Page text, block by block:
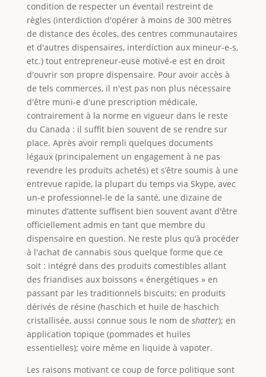
condition de respecter un éventail restreint de
règles (interdiction d'opérer à moins de 300 mètres
de distance des écoles, des centres communautaires
et d'autres dispensaires, interdiction aux mineur-e-s,
etc.) tout entrepreneur-euse motivé-e est en droit
d'ouvrir son propre dispensaire. Pour avoir accès à
de tels commerces, il n'est pas non plus nécessaire
d'être muni-e d'une prescription médicale,
contrairement à la norme en vigueur dans le reste
du Canada : il suffit bien souvent de se rendre sur
place. Après avoir rempli quelques documents
légaux (principalement un engagement à ne pas
revendre les produits achetés) et s’être soumis à une
entrevue rapide, la plupart du temps via Skype, avec
un-e professionnel-le de la santé, une dizaine de
minutes d’attente suffisent bien souvent avant d'être
officiellement admis en tant que membre du
dispensaire en question. Ne reste plus qu’à procéder
à l'achat de cannabis sous quelque forme que ce
soit : intégré dans des produits comestibles allant
des friandises aux boissons « énergétiques » en
passant par les traditionnels biscuits; en produits
dérivés de résine (haschich et huile de haschich
cristallisée, aussi connue sous le nom de shatter); en
application topique (pommades et huiles
essentielles); voire même en liquide à vapoter.
Les raisons motivant ce coup de force politique sont